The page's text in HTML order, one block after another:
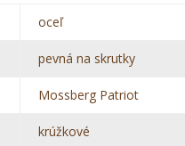
oceľ
pevná na skrutky
Mossberg Patriot
krúžkové